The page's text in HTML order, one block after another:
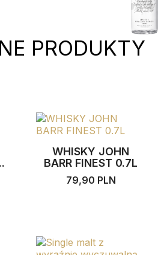
PRODUKTY
WHISKY JOHN
BARR FINEST 0.7L
79,90 PLN